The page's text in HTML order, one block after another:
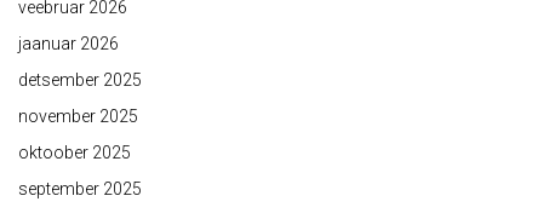
veebruar 2026
jaanuar 2026
detsember 2025
november 2025
oktoober 2025
september 2025